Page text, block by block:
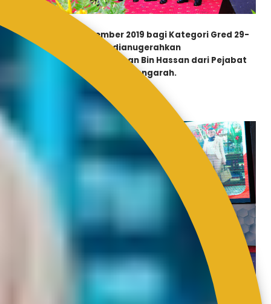
Bulan September 2019 bagi Kategori Gred 29-
44,dianugerahkan
kepada En. Mohd Azman Bin Hassan dari Pejabat
Ketua Pengarah.
APC Bulan September 2019 bagi Kategori Gred 11–